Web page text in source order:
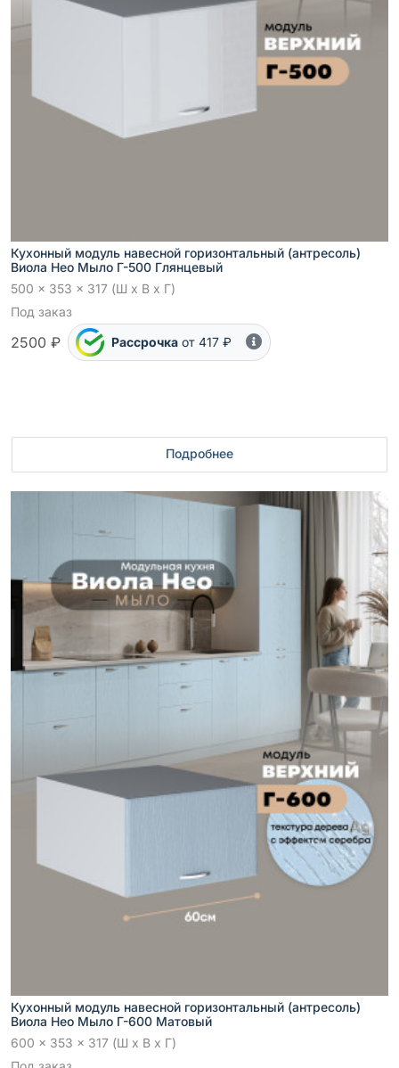
Кухонный модуль навесной горизонтальный (антресоль)
Виола Нео Мыло Г-500 Глянцевый
500 x 353 x 317 (Ш x В x Г)
Под заказ
2500 ₽ Рассрочка от 417 ₽
Подробнее
Кухонный модуль навесной горизонтальный (антресоль)
Виола Нео Мыло Г-600 Матовый
600 x 353 x 317 (Ш x В x Г)